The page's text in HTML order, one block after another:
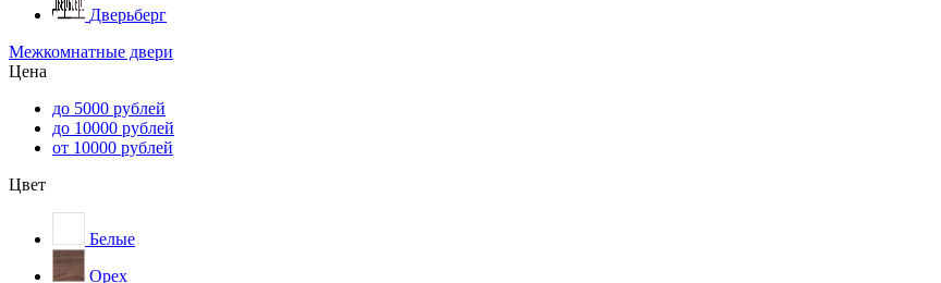
Дверьберг
Межкомнатные двери
Цена
до 5000 рублей
до 10000 рублей
от 10000 рублей
Цвет
Белые
Орех